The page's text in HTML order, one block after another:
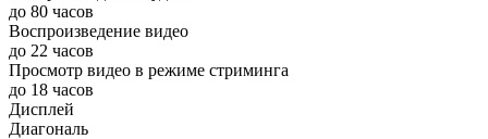
до 80 часов
Воспроизведение видео
до 22 часов
Просмотр видео в режиме стриминга
до 18 часов
Дисплей
Диагональ